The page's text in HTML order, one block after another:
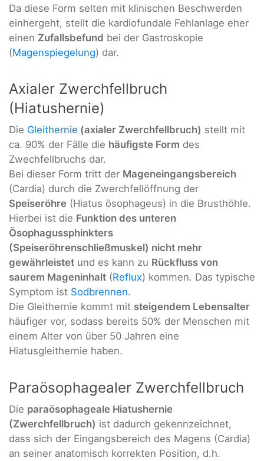
Da diese Form selten mit klinischen Beschwerden
einhergeht, stellt die kardiofundale Fehlanlage eher
einen Zufallsbefund bei der Gastroskopie
(Magenspiegelung) dar.
Axialer Zwerchfellbruch
(Hiatushernie)
Die Gleithernie (axialer Zwerchfellbruch) stellt mit
ca. 90% der Fälle die häufigste Form des
Zwechfellbruchs dar.
Bei dieser Form tritt der Mageneingangsbereich
(Cardia) durch die Zwerchfellöffnung der
Speiseröhre (Hiatus ösophageus) in die Brusthöhle.
Hierbei ist die Funktion des unteren
Ösophagussphinkters
(Speiseröhrenschließmuskel) nicht mehr
gewährleistet und es kann zu Rückfluss von
saurem Mageninhalt (Reflux) kommen. Das typische
Symptom ist Sodbrennen.
Die Gleithernie kommt mit steigendem Lebensalter
häufiger vor, sodass bereits 50% der Menschen mit
einem Alter von über 50 Jahren eine
Hiatusgleithernie haben.
Paraösophagealer Zwerchfellbruch
Die paraösophageale Hiatushernie
(Zwerchfellbruch) ist dadurch gekennzeichnet,
dass sich der Eingangsbereich des Magens (Cardia)
an seiner anatomisch korrekten Position, d.h.